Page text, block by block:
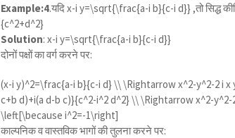
Example:4.यदिx-i y=\sqrt{\frac{a-i b}{c-i d}},तो सिद्ध
{c^2+d^2}
Solution:x-i y=\sqrt{\frac{a-i b}{c-i d}}
दोनों पक्षों का वर्ग करने पर:
(x-i y)^2=\frac{a-i b}{c-i d} \\ \Rightarrow x^2-y^2-2 i
c+b d)+i(a d-b c)}{c^2-i^2 d^2} \\ \Rightarrow x^2-
\left[\because i^2=-1\right]
काल्पनिक व वास्तविक भागों की तुलना करने पर: